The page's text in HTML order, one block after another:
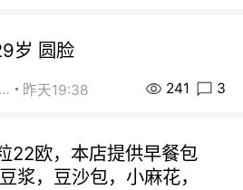
岁 圆脸
elabed yuhua 昨天19:38 241 3
22欧，本店提供早餐包
浆，豆沙包，小麻花，